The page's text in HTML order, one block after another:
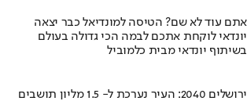
אתם עוד לא שם? הטיסה למונדיאל כבר יצאה
יונדאי לוקחת אתכם לבמה הכי גדולה בעולם
בשיתוף יונדאי מבית כלמוביל
ירושלים 2040: העיר נערכת ל- 1.5 מליון תושבים